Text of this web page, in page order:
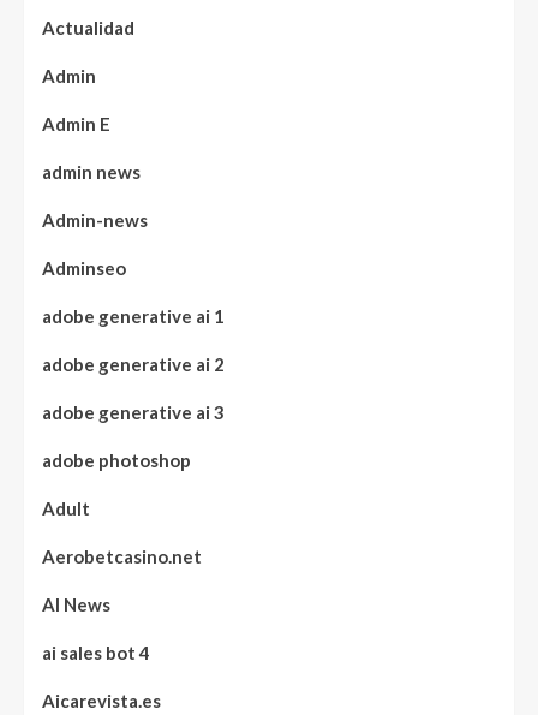
Actualidad
Admin
Admin E
admin news
Admin-news
Adminseo
adobe generative ai 1
adobe generative ai 2
adobe generative ai 3
adobe photoshop
Adult
Aerobetcasino.net
AI News
ai sales bot 4
Aicarevista.es